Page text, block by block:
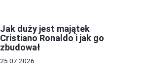
Jak duży jest majątek
Cristiano Ronaldo i jak go
zbudował
25.07.2026